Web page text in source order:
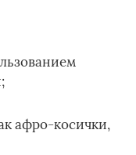
афро-косички,